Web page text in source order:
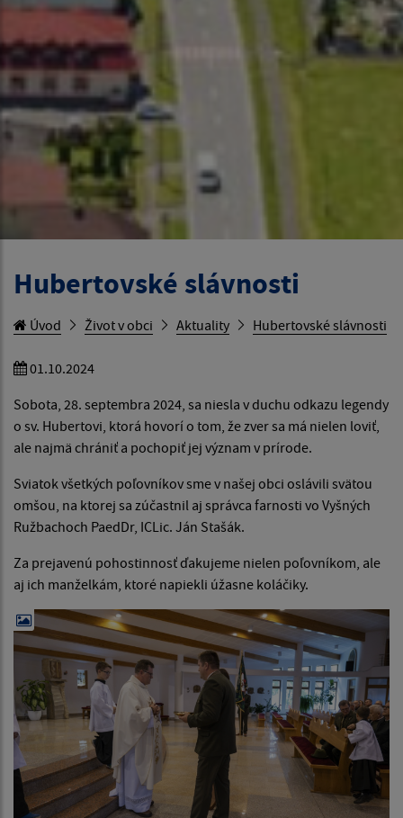
Hubertovské slávnosti
Úvod Život v obci Aktuality Hubertovské slávnosti
01.10.2024
Sobota, 28. septembra 2024, sa niesla v duchu odkazu legendy
o sv. Hubertovi, ktorá hovorí o tom, že zver sa má nielen loviť,
ale najmä chrániť a pochopiť jej význam v prírode.
Sviatok všetkých poľovníkov sme v našej obci oslávili svätou
omšou, na ktorej sa zúčastnil aj správca farnosti vo Vyšných
Ružbachoch PaedDr, ICLic. Ján Stašák.
Za prejavenú pohostinnosť ďakujeme nielen poľovníkom, ale
aj ich manželkám, ktoré napiekli úžasne koláčiky.